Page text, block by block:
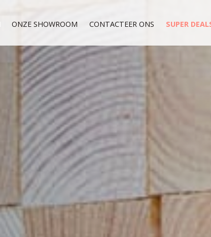
ONZE SHOWROOM CONTACTEER ONS SUPER